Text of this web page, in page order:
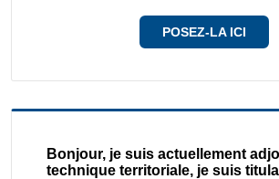
POSEZ-LA ICI
Bonjour, je suis actuellement
technique territoriale, je suis